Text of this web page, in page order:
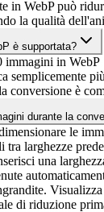
in WebP può
la qualità
è supportata?
immagini in WebP
semplicemente
conversione è
durante la
le
tra larghezze
una
di riduzione